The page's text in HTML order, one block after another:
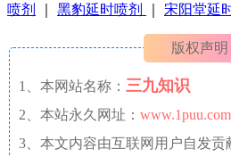
喷剂
黑豹延时喷剂 宋阳堂延
版权声明
1、本网站名称： 三九知识
2、本站永久网址： www.1puu.com
3、本文内容由互联网用户自发